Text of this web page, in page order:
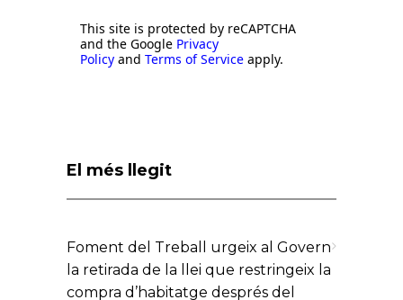
This site is protected by reCAPTCHA
and the Google Privacy
Policy and Terms of Service apply.
El més llegit
Foment del Treball urgeix al Govern
la retirada de la llei que restringeix la
compra d’habitatge després del